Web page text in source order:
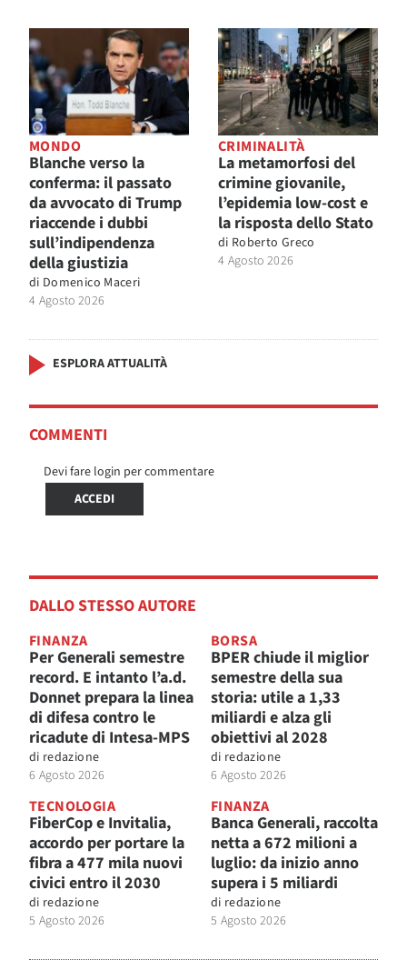
MONDO
Blanche verso la
conferma: il passato
da avvocato di Trump
riaccende i dubbi
sull’indipendenza
della giustizia
di Domenico Maceri
4 Agosto 2026
CRIMINALITÀ
La metamorfosi del
crimine giovanile,
l’epidemia low-cost e
la risposta dello Stato
di Roberto Greco
4 Agosto 2026
ESPLORA ATTUALITÀ
COMMENTI
Devi fare login per commentare
ACCEDI
DALLO STESSO AUTORE
FINANZA
Per Generali semestre
record. E intanto l’a.d.
Donnet prepara la linea
di difesa contro le
ricadute di Intesa-MPS
di redazione
6 Agosto 2026
BORSA
BPER chiude il miglior
semestre della sua
storia: utile a 1,33
miliardi e alza gli
obiettivi al 2028
di redazione
6 Agosto 2026
TECNOLOGIA
FiberCop e Invitalia,
accordo per portare la
fibra a 477 mila nuovi
civici entro il 2030
di redazione
5 Agosto 2026
FINANZA
Banca Generali, raccolta
netta a 672 milioni a
luglio: da inizio anno
supera i 5 miliardi
di redazione
5 Agosto 2026